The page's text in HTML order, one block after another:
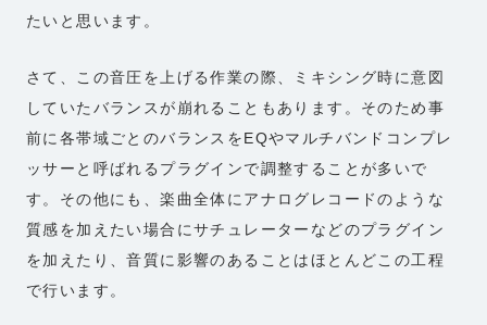
たいと思います。
さて、この音圧を上げる作業の際、ミキシング時に意図
していたバランスが崩れることもあります。そのため事
前に各帯域ごとのバランスをEQやマルチバンドコンプレ
ッサーと呼ばれるプラグインで調整することが多いで
す。その他にも、楽曲全体にアナログレコードのような
質感を加えたい場合にサチュレーターなどのプラグイン
を加えたり、音質に影響のあることはほとんどこの工程
で行います。